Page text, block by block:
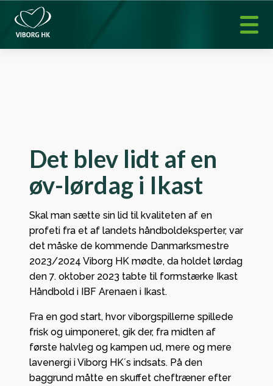
Det blev lidt af en
øv-lørdag i Ikast
Skal man sætte sin lid til kvaliteten af en
profeti fra et af landets håndboldeksperter, var
det måske de kommende Danmarksmestre
2023/2024 Viborg HK mødte, da holdet lørdag
den 7. oktober 2023 tabte til formstærke Ikast
Håndbold i IBF Arenaen i Ikast.
Fra en god start, hvor viborgspillerne spillede
frisk og uimponeret, gik der, fra midten af
første halvleg og kampen ud, mere og mere
lavenergi i Viborg HK´s indsats. På den
baggrund måtte en skuffet cheftræner efter